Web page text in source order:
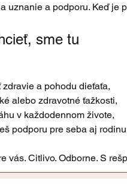
uznanie a podporu. Keď je
sme tu
a pohodu dieťaťa,
alebo zdravotné ťažkosti,
v každodennom živote,
podporu pre seba aj
vás. Citlivo. Odborne. S